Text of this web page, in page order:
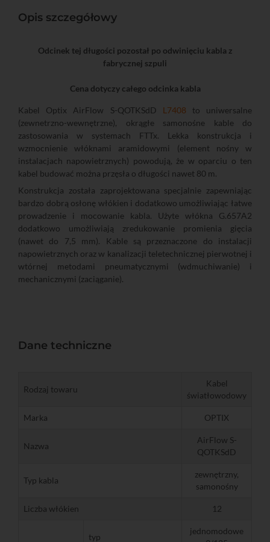
Opis szczegółowy
Odcinek tej długości pozostał po odwinięciu kabla z
fabrycznej szpuli
Cena dotyczy całego odcinka kabla
Kabel Optix AirFlow S-QOTKSdD L7408 to uniwersalne
(zewnetrzno-wewnętrzne), okrągłe samonośne kable do
zastosowania w systemach FTTx. Lekka konstrukcja i
wzmocnienie włóknami aramidowymi (element nośny w
instalacjach napowietrznych) powodują, że w oparciu o ten
kabel budować można przęsła o długości nawet 80 m.
Konstrukcja została zaprojektowana specjalnie zapewniając
bardzo dobrą osłonę włókien i dodatkowo umożliwiając łatwe
prowadzenie i mocowanie kabla. Użyte włókna G.657A2
dodatkowo umożliwiają zredukowanie promienia gięcia
(nawet do 7,5 mm). Kable są przeznaczone do instalacji
napowietrznych oraz w kanalizacji teletechnicznej pierwotnej i
wtórnej metodami pneumatycznymi (wdmuchiwanie) i
mechanicznymi (zaciąganie).
Dane techniczne
Rodzaj towaru
Kabel
światłowodowy
Marka OPTIX
Nazwa
AirFlow S-
QOTKSdD
Typ kabla
zewnętrzny,
samonośny
Liczba włókien 12
typ
jednomodowe